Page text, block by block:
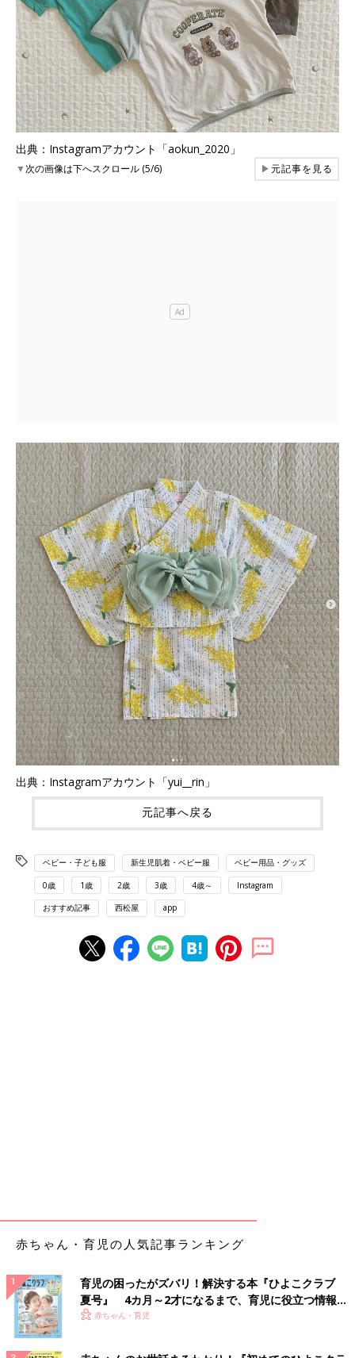
出典：Instagramアカウント「aokun_2020」
▼次の画像は下へスクロール (5/6) ▶元記事を見る
出典：Instagramアカウント「yui__rin」
元記事へ戻る
ベビー・子ども服 新生児肌着・ベビー服 ベビー用品・グッズ
0歳 1歳 2歳 3歳 4歳～ Instagram
おすすめ記事 西松屋 app
赤ちゃん・育児の人気記事ランキング
育児の困ったがズバリ！解決する本『ひよこクラブ
夏号』 4カ月～2才になるまで、育児に役立つ情報が
いっぱい！
赤ちゃん・育児